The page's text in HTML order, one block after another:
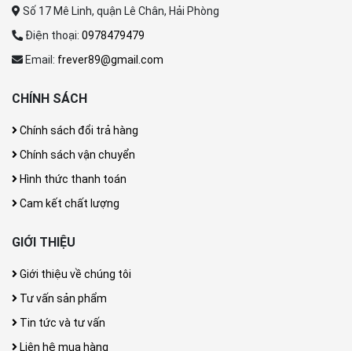
Số 17 Mê Linh, quận Lê Chân, Hải Phòng
Điện thoại: 0978479479
Email: frever89@gmail.com
CHÍNH SÁCH
Chính sách đổi trả hàng
Chính sách vận chuyển
Hình thức thanh toán
Cam kết chất lượng
GIỚI THIỆU
Giới thiệu về chúng tôi
Tư vấn sản phẩm
Tin tức và tư vấn
Liên hệ mua hàng